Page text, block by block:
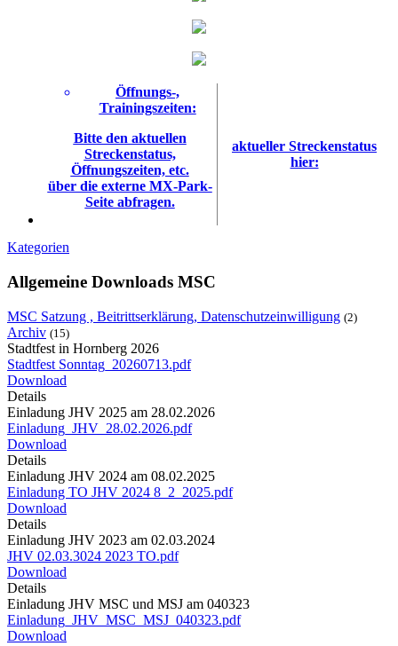
Öffnungs-,
Trainingszeiten:
Bitte den aktuellen
Streckenstatus,
Öffnungszeiten, etc.
über die externe MX-Park-
Seite abfragen.
aktueller Streckenstatus
hier:
Kategorien
Allgemeine Downloads MSC
MSC Satzung , Beitrittserklärung, Datenschutzeinwilligung (2)
Archiv (15)
Stadtfest in Hornberg 2026
Stadtfest Sonntag_20260713.pdf
Download
Details
Einladung JHV 2025 am 28.02.2026
Einladung_JHV_28.02.2026.pdf
Download
Details
Einladung JHV 2024 am 08.02.2025
Einladung TO JHV 2024 8_2_2025.pdf
Download
Details
Einladung JHV 2023 am 02.03.2024
JHV 02.03.3024 2023 TO.pdf
Download
Details
Einladung JHV MSC und MSJ am 040323
Einladung_JHV_MSC_MSJ_040323.pdf
Download